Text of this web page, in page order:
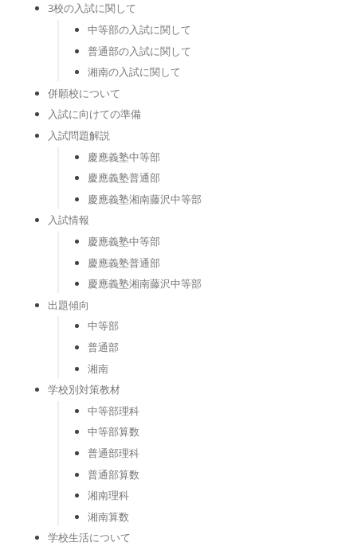
3校の入試に関して
中等部の入試に関して
普通部の入試に関して
湘南の入試に関して
併願校について
入試に向けての準備
入試問題解説
慶應義塾中等部
慶應義塾普通部
慶應義塾湘南藤沢中等部
入試情報
慶應義塾中等部
慶應義塾普通部
慶應義塾湘南藤沢中等部
出題傾向
中等部
普通部
湘南
学校別対策教材
中等部理科
中等部算数
普通部理科
普通部算数
湘南理科
湘南算数
学校生活について